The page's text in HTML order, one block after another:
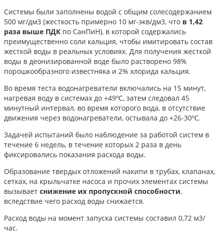
Системы были заполнены водой с общим солесодержанием
500 мг/дм3 (жесткость примерно 10 мг-экв/дм3, что в 1,42
раза выше ПДК по СанПиН), в которой содержались
преимущественно соли кальция, чтобы имитировать состав
жесткой воды в реальных условиях. Для получения жесткой
воды в деонизированной воде было растворено 98%
порошкообразного известняка и 2% хлорида кальция.
Во время теста водонагреватели включались на 15 минут,
нагревая воду в системах до +49ºС, затем следовал 45
минутный интервал, во время которого вода, в отсутствие
движения через водонагреватели, остывала до +26-30ºС.
Задачей испытаний было наблюдение за работой систем в
течение 6 недель, в течение которых 2 раза в день
фиксировались показания расхода воды.
Образование твердых отложений накипи в трубах, клапанах,
сетках, на крыльчатке насоса и прочих элементах системы
вызывает снижение их пропускной способности,
вследствие чего расход воды снижается.
Расход воды на момент запуска системы составил 0,72 м3/
час.